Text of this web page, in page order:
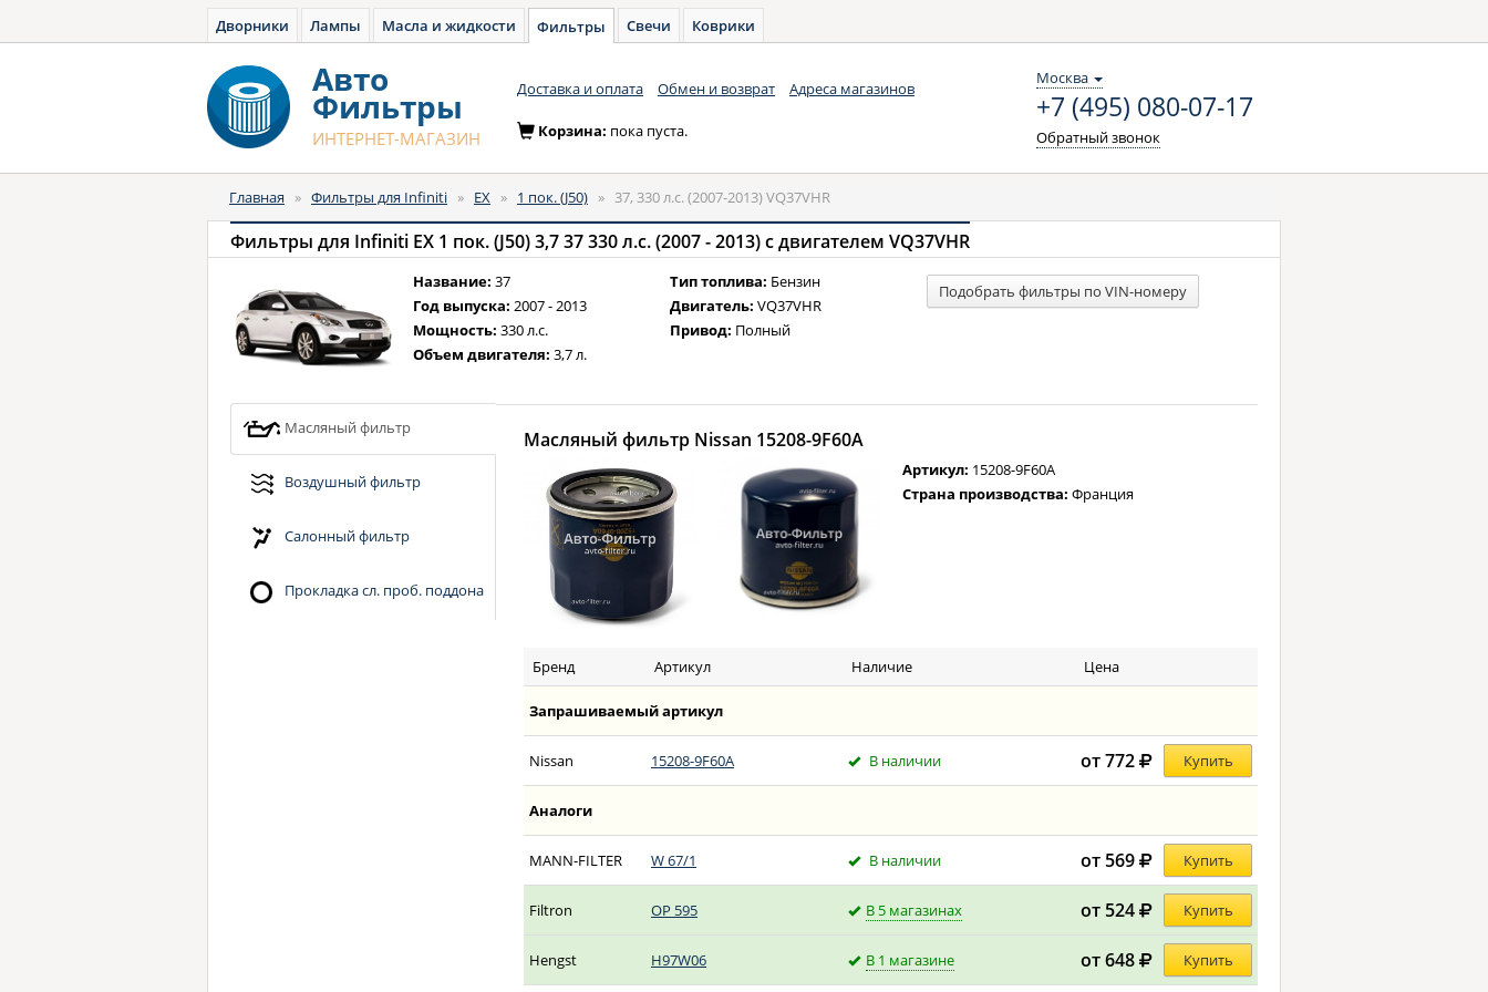
Дворники Лампы Масла и жидкости Фильтры Свечи Коврики
Авто
Фильтры
ИНТЕРНЕТ-МАГАЗИН
Доставка и оплата Обмен и возврат Адреса магазинов
Москва
+7 (495) 080-07-17
Обратный звонок
Корзина: пока пуста.
Главная » Фильтры для Infiniti » EX » 1 пок. (J50) » 37, 330 л.с. (2007-2013) VQ37VHR
Фильтры для Infiniti EX 1 пок. (J50) 3,7 37 330 л.с. (2007 - 2013) с двигателем VQ37VHR
Название: 37
Год выпуска: 2007 - 2013
Мощность: 330 л.с.
Объем двигателя: 3,7 л.
Тип топлива: Бензин
Двигатель: VQ37VHR
Привод: Полный
Подобрать фильтры по VIN-номеру
Масляный фильтр
Воздушный фильтр
Салонный фильтр
Прокладка сл. проб. поддона
Масляный фильтр Nissan 15208-9F60A
Артикул: 15208-9F60A
Страна производства: Франция
Бренд Артикул Наличие Цена
Запрашиваемый артикул
Nissan 15208-9F60A В наличии от 772 Купить
Аналоги
MANN-FILTER W 67/1 В наличии от 569 Купить
Filtron OP 595 В 5 магазинах от 524 Купить
Hengst H97W06 В 1 магазине от 648 Купить